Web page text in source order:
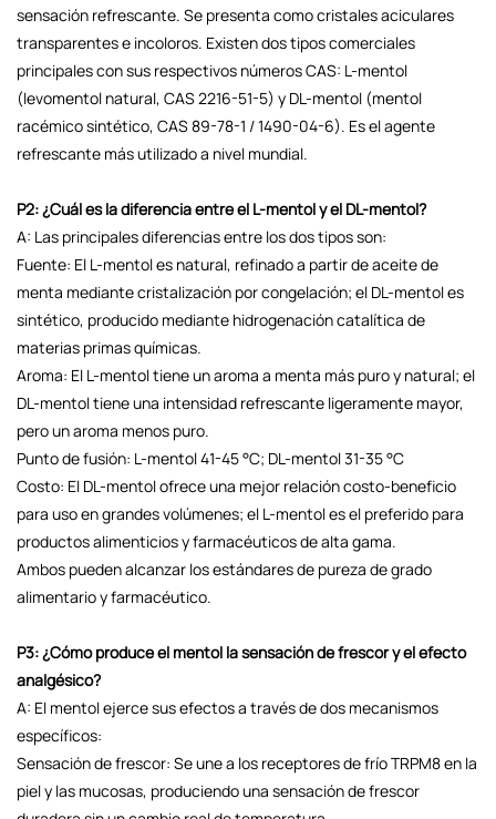
sensación refrescante. Se presenta como cristales aciculares
transparentes e incoloros. Existen dos tipos comerciales
principales con sus respectivos números CAS: L-mentol
(levomentol natural, CAS 2216-51-5) y DL-mentol (mentol
racémico sintético, CAS 89-78-1 / 1490-04-6). Es el agente
refrescante más utilizado a nivel mundial.
P2: ¿Cuál es la diferencia entre el L-mentol y el DL-mentol?
A: Las principales diferencias entre los dos tipos son:
Fuente: El L-mentol es natural, refinado a partir de aceite de
menta mediante cristalización por congelación; el DL-mentol es
sintético, producido mediante hidrogenación catalítica de
materias primas químicas.
Aroma: El L-mentol tiene un aroma a menta más puro y natural; el
DL-mentol tiene una intensidad refrescante ligeramente mayor,
pero un aroma menos puro.
Punto de fusión: L-mentol 41-45 °C; DL-mentol 31-35 °C
Costo: El DL-mentol ofrece una mejor relación costo-beneficio
para uso en grandes volúmenes; el L-mentol es el preferido para
productos alimenticios y farmacéuticos de alta gama.
Ambos pueden alcanzar los estándares de pureza de grado
alimentario y farmacéutico.
P3: ¿Cómo produce el mentol la sensación de frescor y el efecto
analgésico?
A: El mentol ejerce sus efectos a través de dos mecanismos
específicos:
Sensación de frescor: Se une a los receptores de frío TRPM8 en la
piel y las mucosas, produciendo una sensación de frescor